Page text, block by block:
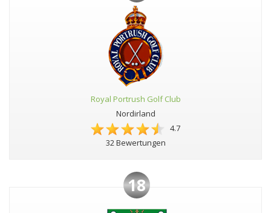
Royal Portrush Golf Club
Nordirland
4.7
32 Bewertungen
18